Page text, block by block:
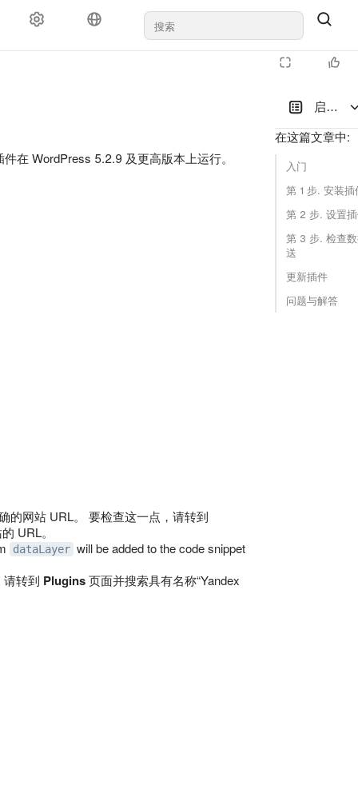
启用
在这篇文章中:
入门
第 1 步. 安装插
第 2 步. 设置
第 3 步. 检查
送
更新插件
问题与解答
在 WordPress 5.2.9 及更高版本上运行。
的网站 URL。 要检查这一点，请转到
URL。
dataLayer will be added to the code snippet
转到 Plugins页面并搜索具有名称“Yandex